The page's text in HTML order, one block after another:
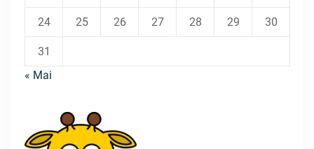
24 25 26 27 28 29 30
31
« Mai